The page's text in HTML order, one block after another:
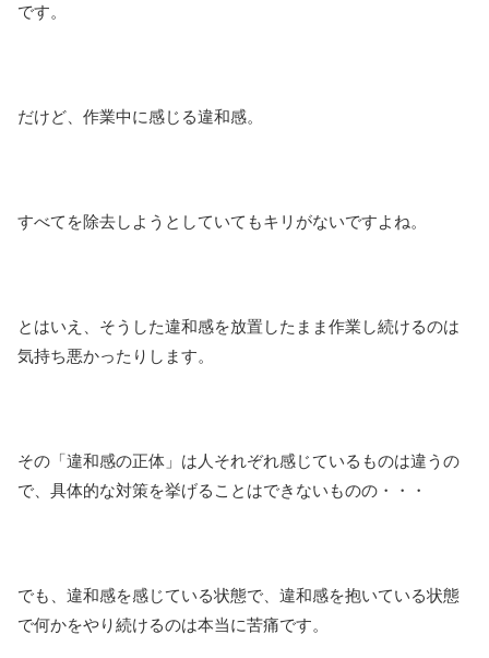
です。
だけど、作業中に感じる違和感。
すべてを除去しようとしていてもキリがないですよね。
とはいえ、そうした違和感を放置したまま作業し続けるのは
気持ち悪かったりします。
その「違和感の正体」は人それぞれ感じているものは違うの
で、具体的な対策を挙げることはできないものの・・・
でも、違和感を感じている状態で、違和感を抱いている状態
で何かをやり続けるのは本当に苦痛です。